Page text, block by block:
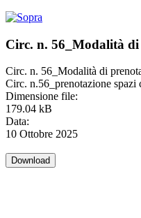
Circ. n. 56_Modalità di
Circ. n. 56_Modalità di
Circ. n.56_prenotazione spazi
Dimensione file:
179.04 kB
Data:
10 Ottobre 2025